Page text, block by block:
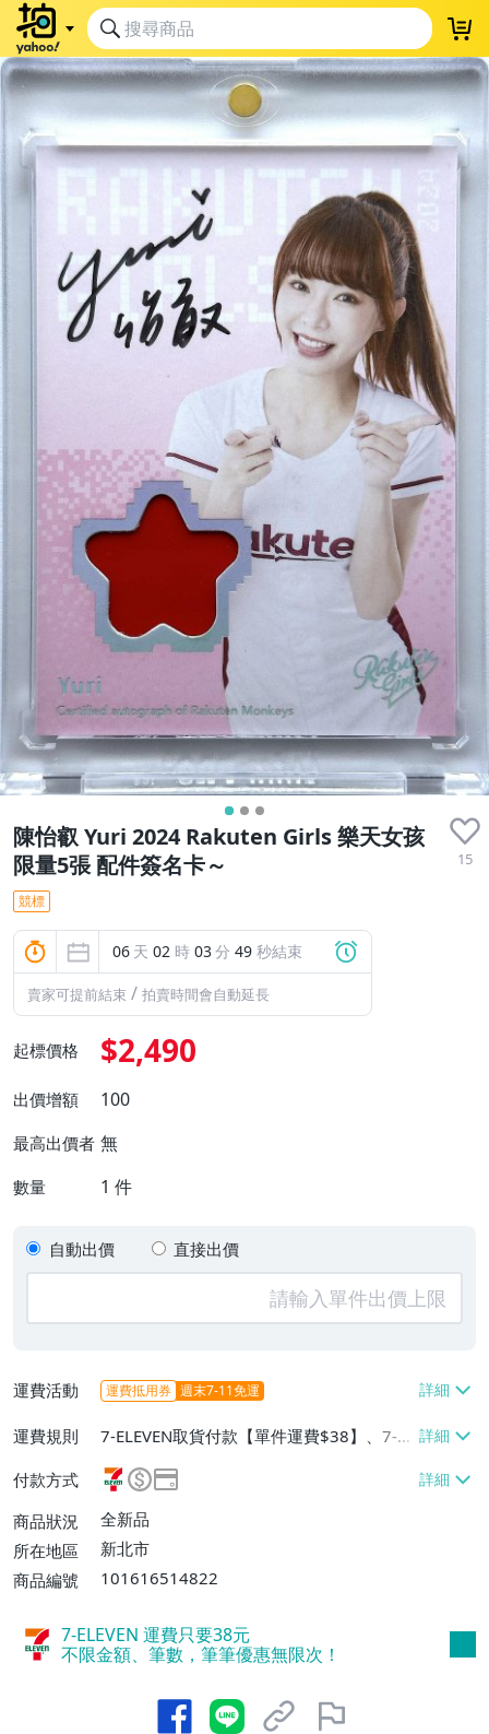
陳怡叡 Yuri 2024 Rakuten Girls 樂天女孩
限量5張 配件簽名卡～
15
競標
06 天 02 時 03分 48 秒結束
賣家可提前結束 / 拍賣時間會自動延長
起標價格 $2,490
出價增額 100
最高出價者 無
數量 1 件
自動出價 直接出價
運費活動 運費抵用券 週末7-11免運
運費規則
7-ELEVEN取貨付款【單件運費$38】、7-EL
號【單件運費$60、滿20件或消費滿$5000
0免運費】
付款方式
商品狀況
全新品
所在地區
新北市
商品編號
101616514822
7-ELEVEN 運費只要38元
不限金額、筆數，筆筆優惠無限次！